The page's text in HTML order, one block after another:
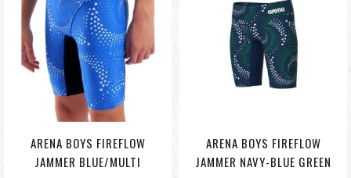
ARENA BOYS FIREFLOW
JAMMER BLUE/MULTI
ARENA BOYS FIREFLOW
JAMMER NAVY-BLUE GREEN